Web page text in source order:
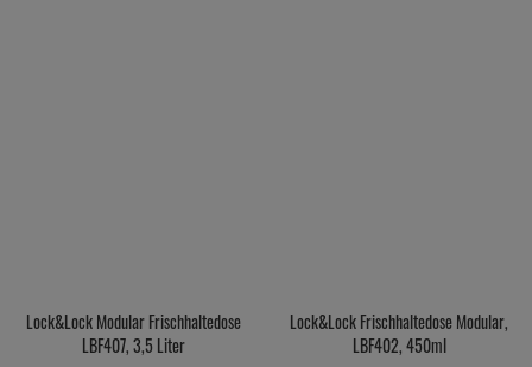
Lock&Lock Modular Frischhaltedose
LBF407, 3,5 Liter
Lock&Lock Frischhaltedose Modular,
LBF402, 450ml